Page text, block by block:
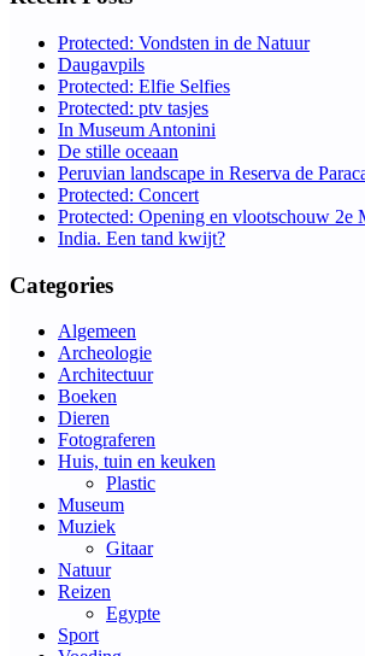
Protected: Vondsten in de Natuur
Daugavpils
Protected: Elfie Selfies
Protected: ptv tasjes
In Museum Antonini
De stille oceaan
Peruvian landscape in Reserva de
Protected: Concert
Protected: Opening en vlootschouw 2e
India. Een tand kwijt?
Categories
Algemeen
Archeologie
Architectuur
Boeken
Dieren
Fotograferen
Huis, tuin en keuken
Plastic
Museum
Muziek
Gitaar
Natuur
Reizen
Egypte
Sport